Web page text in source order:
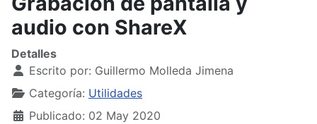
audio con ShareX
Detalles
Escrito por: Guillermo Molleda Jimena
Categoría: Utilidades
Publicado: 02 May 2020